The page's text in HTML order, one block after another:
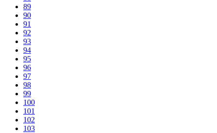
89
90
91
92
93
94
95
96
97
98
99
100
101
102
103